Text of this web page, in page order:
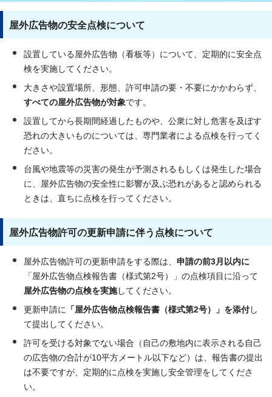
屋外広告物の安全点検について
設置している屋外広告物（看板等）について、定期的に安全点
検を実施してください。
大きさや設置場所、形態、許可申請の要・不要にかかわらず、
すべての屋外広告物が対象です。
設置してから長期間経過したものや、公衆に対し危害を及ぼす
恐れの大きいものについては、専門業者による点検を行ってく
ださい。
台風や地震等の災害の発生が予測されるもしくは発生した場合
に、屋外広告物の安全性に影響が及ぶ恐れがあると認められる
ときは、直ちに点検を行ってください。
屋外広告物許可の更新申請に伴う点検について
屋外広告物許可の更新申請をする際は、 申請の前3月以内に
「屋外広告物点検報告書（様式第2号）」の点検項目に沿って
屋外広告物の点検を実施してください。
更新申請に 「屋外広告物点検報告書（様式第2号）」を添付し
て提出してください。
許可を受ける対象でない場合（自己の敷地内に表示される自己
の広告物の合計が10平方メートル以下など）は、報告書の提出
は不要ですが、定期的に点検を実施し安全管理をしてくださ
い。